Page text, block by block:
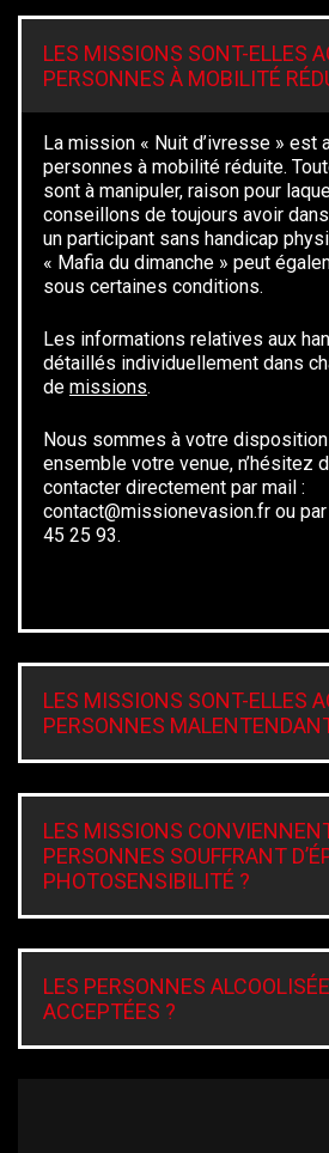
LES MISSIONS SONT-ELLES
PERSONNES À MOBILITÉ
La mission « Nuit d’ivresse » est
personnes à mobilité réduite.
sont à manipuler, raison pour
conseillons de toujours avoir
un participant sans handicap
« Mafia du dimanche » peut
sous certaines conditions.
Les informations relatives aux
détaillés individuellement dans
de missions.
Nous sommes à votre
ensemble votre venue, n’hésitez
contacter directement par mail :
contact@missionevasion.fr ou
45 25 93.
LES MISSIONS SONT-ELLES
PERSONNES
LES MISSIONS
PERSONNES SOUFFRANT
PHOTOSENSIBILITÉ ?
LES PERSONNES
ACCEPTÉES ?